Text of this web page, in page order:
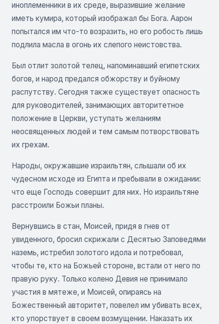
иноплеменники в их среде, выразившие желание
иметь кумира, который изображал бы Бога. Аарон
попытался им что-то возразить, но его робость лишь
подлила масла в огонь их слепого неистовства.
Был отлит золотой телец, напоминавший египетских
богов, и народ предался обжорству и буйному
распутству. Сегодня также существует опасность
для руководителей, занимающих авторитетное
положение в Церкви, уступать желаниям
неосвященных людей и тем самым потворствовать
их грехам.
Народы, окружавшие израильтян, слышали об их
чудесном исходе из Египта и пребывали в ожидании:
что еще Господь совершит для них. Но израильтяне
расстроили Божьи планы.
Вернувшись в стан, Моисей, придя в гнев от
увиденного, бросил скрижали с Десятью Заповедями
наземь, истребил золотого идола и потребовал,
чтобы те, кто на Божьей стороне, встали от него по
правую руку. Только колено Девия не принимало
участия в мятеже, и Моисей, опираясь на
Божественный авторитет, повелел им убивать всех,
кто упорствует в своем возмущении. Наказать их